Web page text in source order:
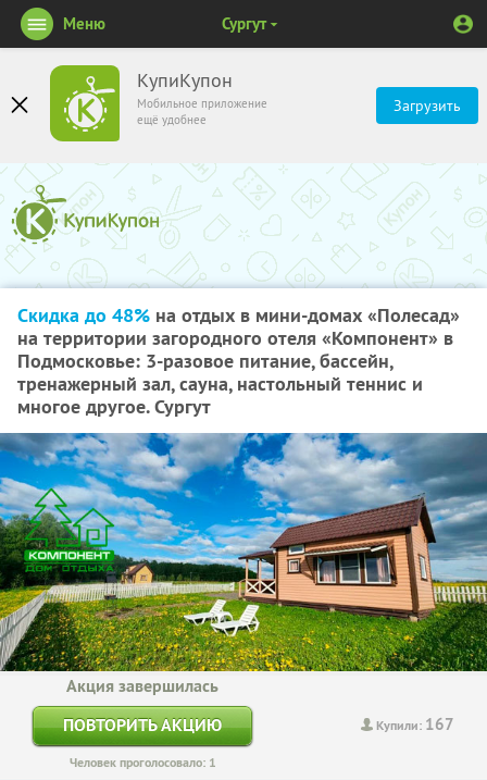
КупиКупон
Мобильное приложение
ещё удобнее
Загрузить
Меню Сургут
Скидка до 48% на отдых в мини-домах «Полесад»
на территории загородного отеля «Компонент» в
Подмосковье: 3-разовое питание, бассейн,
тренажерный зал, сауна, настольный теннис и
многое другое. Сургут
Купили: 167
Акция завершилась
ПОВТОРИТЬ АКЦИЮ
Человек проголосовало: 1